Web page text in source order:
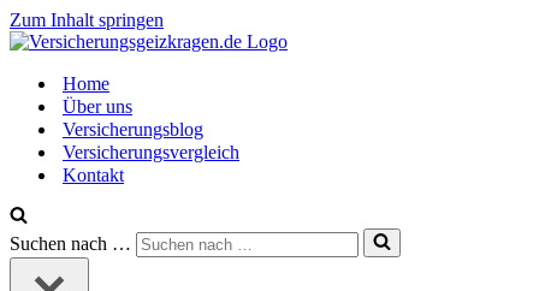
Zum Inhalt springen
Home
Über uns
Versicherungsblog
Versicherungsvergleich
Kontakt
Suchen nach …